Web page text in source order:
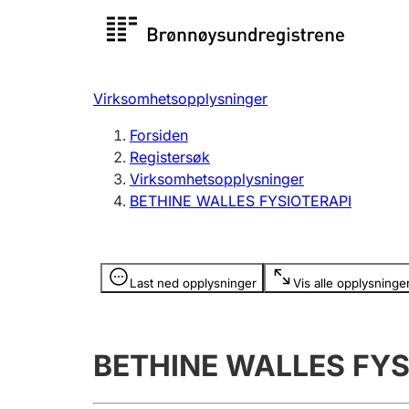
Registersøk
Registrere, endre, slette
Virksomhetsopplysninger
Forsiden
Registersøk
Virksomhetsopplysninger
BETHINE WALLES FYSIOTERAPI
Last ned opplysninger Vis alle
Opplysninger er skjult
BETHINE WALLES